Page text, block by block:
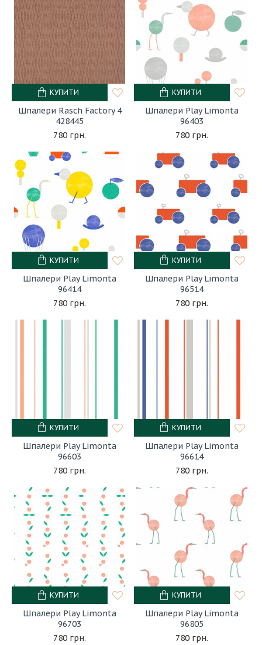
Шпалери Rasch Factory 4
428445
780 грн.
КУПИТИ
Шпалери Play Limonta
96403
780 грн.
КУПИТИ
Шпалери Play Limonta
96414
780 грн.
КУПИТИ
Шпалери Play Limonta
96514
780 грн.
КУПИТИ
Шпалери Play Limonta
96603
780 грн.
КУПИТИ
Шпалери Play Limonta
96614
780 грн.
КУПИТИ
Шпалери Play Limonta
96703
780 грн.
КУПИТИ
Шпалери Play Limonta
96805
780 грн.
КУПИТИ